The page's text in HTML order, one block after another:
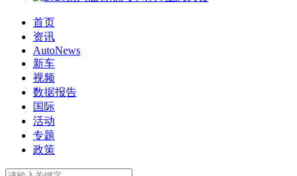
首页
资讯
AutoNews
新车
视频
数据报告
国际
活动
专题
政策